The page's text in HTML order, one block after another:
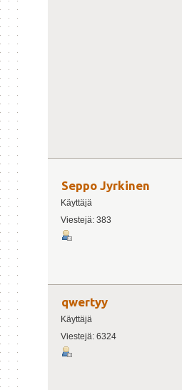
Seppo Jyrkinen
Käyttäjä
Viestejä: 383
qwertyy
Käyttäjä
Viestejä: 6324